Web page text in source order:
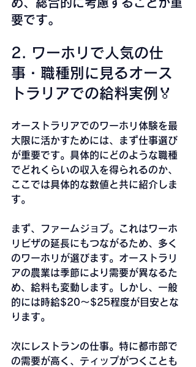
め、総合的に考慮することが重
要です。
2. ワーホリで人気の仕
事・職種別に見るオース
トラリアでの給料実例🏅
オーストラリアでのワーホリ体験を最
大限に活かすためには、まず仕事選び
が重要です。具体的にどのような職種
でどれくらいの収入を得られるのか、
ここでは具体的な数値と共に紹介しま
す。
まず、ファームジョブ。これはワーホ
リビザの延長にもつながるため、多く
のワーホリが選びます。オーストラリ
アの農業は季節により需要が異なるた
め、給料も変動します。しかし、一般
的には時給$20～$25程度が目安とな
ります。
次にレストランの仕事。特に都市部で
の需要が高く、ティップがつくことも